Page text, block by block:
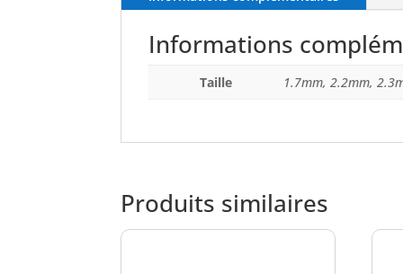
Informations
Taille 1.7mm, 2.2mm,
Produits similaires